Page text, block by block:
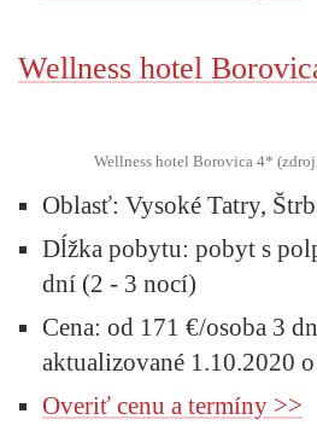
Wellness hotel
Wellness hotel Borovica 4*
Oblasť: Vysoké Tatry,
Dĺžka pobytu: pobyt s
dní (2 - 3 nocí)
Cena: od 171 €/osoba 3
aktualizované 1.10.2020
Overiť cenu a termíny >>